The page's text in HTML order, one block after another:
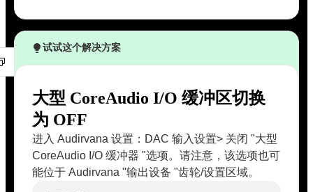
试试这个解决方案
大型 CoreAudio I/O 缓冲区切换
为 OFF
进入 Audirvana 设置：DAC 输入设置> 关闭 "大型
CoreAudio I/O 缓冲器 "选项。请注意，该选项也可
能位于 Audirvana "输出设备 "齿轮/设置区域。